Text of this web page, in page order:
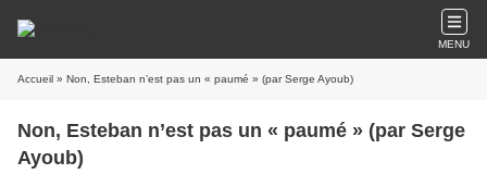
MENU
Accueil » Non, Esteban n’est pas un « paumé » (par Serge Ayoub)
Non, Esteban n’est pas un « paumé » (par Serge
Ayoub)